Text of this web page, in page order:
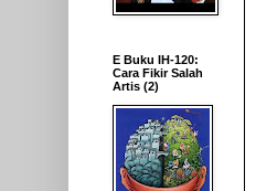
E Buku IH-120:
Cara Fikir Salah
Artis (2)